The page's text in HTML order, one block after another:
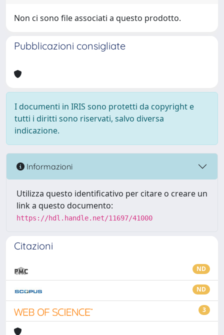
Non ci sono file associati a questo prodotto.
Pubblicazioni consigliate
I documenti in IRIS sono protetti da copyright e
tutti i diritti sono riservati, salvo diversa
indicazione.
Informazioni
Utilizza questo identificativo per citare o creare un
link a questo documento:
https://hdl.handle.net/11697/41000
Citazioni
ND
ND
3